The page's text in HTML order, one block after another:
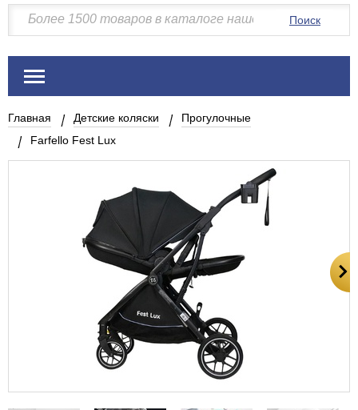
Поиск
Главная Детские коляски
Прогулочные
Farfello Fest Lux